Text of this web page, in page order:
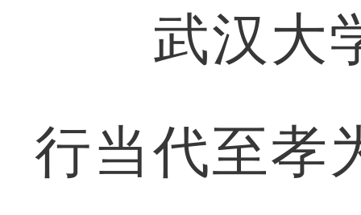
武汉大学
行当代至孝